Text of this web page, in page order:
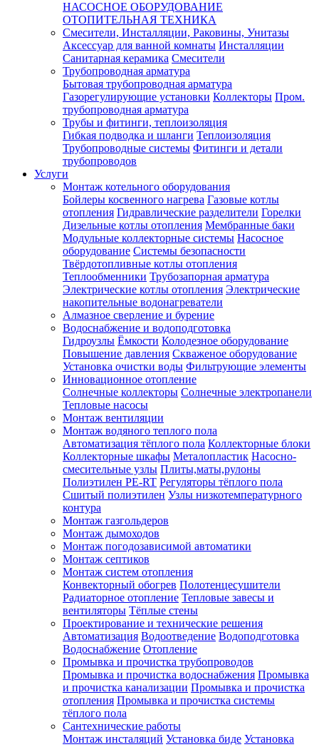
НАСОСНОЕ ОБОРУДОВАНИЕ
ОТОПИТЕЛЬНАЯ ТЕХНИКА
Смесители, Инсталляции, Раковины, Унитазы
Аксессуар для ванной комнаты Инсталляции
Санитарная керамика Смесители
Трубопроводная арматура
Бытовая трубопроводная арматура
Газорегулирующие установки Коллекторы Пром.
трубопроводная арматура
Трубы и фитинги, теплоизоляция
Гибкая подводка и шланги Теплоизоляция
Трубопроводные системы Фитинги и детали
трубопроводов
Услуги
Монтаж котельного оборудования
Бойлеры косвенного нагрева Газовые котлы
отопления Гидравлические разделители Горелки
Дизельные котлы отопления Мембранные баки
Модульные коллекторные системы Насосное
оборудование Системы безопасности
Твёрдотопливные котлы отопления
Теплообменники Трубозапорная арматура
Электрические котлы отопления Электрические
накопительные водонагреватели
Алмазное сверление и бурение
Водоснабжение и водоподготовка
Гидроузлы Ёмкости Колодезное оборудование
Повышение давления Скваженое оборудование
Установка очистки воды Фильтрующие элементы
Инновационное отопление
Солнечные коллекторы Солнечные электропанели
Тепловые насосы
Монтаж вентиляции
Монтаж водяного теплого пола
Автоматизация тёплого пола Коллекторные блоки
Коллекторные шкафы Металопластик Насосно-
смесительные узлы Плиты,маты,рулоны
Полиэтилен PE-RT Регуляторы тёплого пола
Сшитый полиэтилен Узлы низкотемпературного
контура
Монтаж газгольдеров
Монтаж дымоходов
Монтаж погодозависимой автоматики
Монтаж септиков
Монтаж систем отопления
Конвекторный обогрев Полотенцесушители
Радиаторное отопление Тепловые завесы и
вентиляторы Тёплые стены
Проектирование и технические решения
Автоматизация Водоотведение Водоподготовка
Водоснабжение Отопление
Промывка и прочистка трубопроводов
Промывка и прочистка водоснабжения Промывка
и прочистка канализации Промывка и прочистка
отопления Промывка и прочистка системы
тёплого пола
Сантехнические работы
Монтаж инсталяций Установка биде Установка